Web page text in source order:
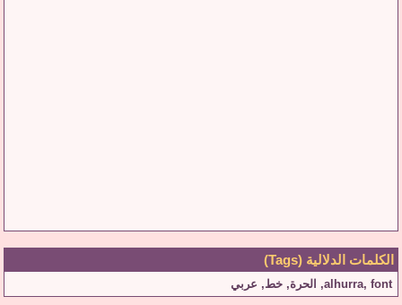
الكلمات الدلالية (Tags)
alhurra, font
, الحرة, خط, عربي